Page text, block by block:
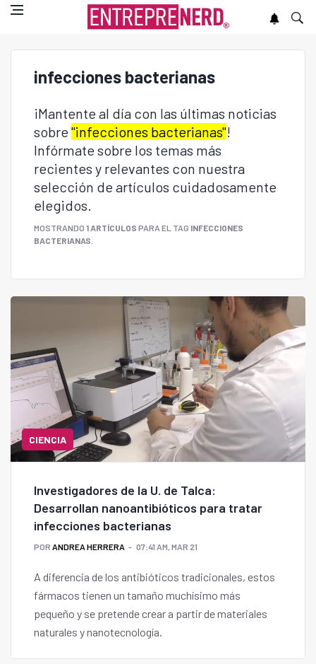
infecciones bacterianas
¡Mantente al día con las últimas noticias
sobre "infecciones bacterianas"!
Infórmate sobre los temas más
recientes y relevantes con nuestra
selección de artículos cuidadosamente
elegidos.
MOSTRANDO 1 ARTÍCULOS PARA EL TAG INFECCIONES
BACTERIANAS
CIENCIA
Investigadores de la U. de Talca:
Desarrollan nanoantibióticos para tratar
infecciones bacterianas
POR ANDREA HERRERA 07:41 AM, MAR 21
A diferencia de los antibióticos tradicionales, estos
fármacos tienen un tamaño muchísimo más
pequeño y se pretende crear a partir de materiales
naturales y nanotecnología.